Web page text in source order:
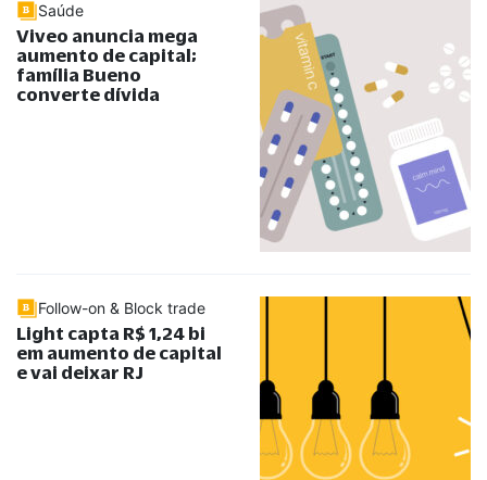
Saúde
Viveo anuncia mega
aumento de capital;
família Bueno
converte dívida
Follow-on & Block trade
Light capta R$ 1,24 bi
em aumento de capital
e vai deixar RJ